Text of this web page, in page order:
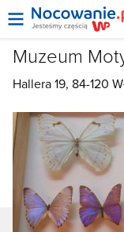
Muzeum
Hallera 19, 84-120